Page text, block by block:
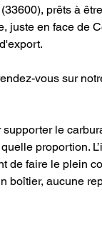
prêts à
juste en face de
vous sur
le
proportion.
de faire le plein
boîtier, aucune